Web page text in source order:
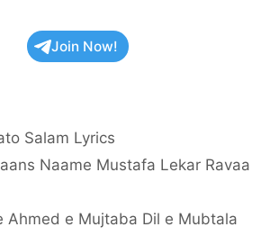
Join Now!
Salam Lyrics
Naame Mustafa Lekar Ravaa
Ahmed e Mujtaba Dil e Mubtala